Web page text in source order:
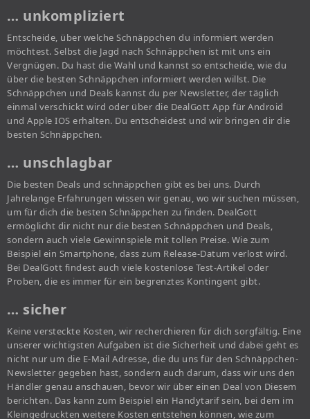
… unkompliziert
Entscheide, über welche Schnäppchen du informiert werden
möchtest. Selbst die Jagd nach Schnäppchen ist mit uns ein
Vergnügen. Du hast die Wahl und kannst so entscheide, wie du
über die besten Schnäppchen informiert werden willst. Die
Schnäppchen und Deals kannst du per Newsletter, der täglich
einmal verschickt wird oder über die DealGott App für Android
und Apple IOS erhalten. Du entscheidest und wir bringen dir die
besten Schnäppchen.
… unschlagbar
Die besten Deals und schnäppchen gibt es bei uns. Durch
Jahrelange Erfahrungen wissen wir genau, wo wir suchen müssen,
um für dich die besten Schnäppchen zu finden. DealGott
ermöglicht dir nicht nur die besten Schnäppchen und Deals,
sondern auch viele Gewinnspiele mit tollen Preise. Wie zum
Beispiel ein Smartphone, dass zum Release-Datum verlost wird.
Bei DealGott findest auch viele kostenlose Test-Artikel oder
Proben, die es immer für ein begrenztes Kontingent gibt.
… sicher
Keine versteckte Kosten, wir recherchieren für dich sorgfältig. Eine
unserer wichtigsten Aufgaben ist die Sicherheit und dabei geht es
nicht nur um die E-Mail Adresse, die du uns für den Schnäppchen-
Newsletter gegeben hast, sondern auch darum, dass wir uns den
Händler genau anschauen, bevor wir über einen Deal von Diesem
berichten. Das kann zum Beispiel ein Handytarif sein, bei dem im
Kleingedruckten weitere Kosten entstehen können, wie zum